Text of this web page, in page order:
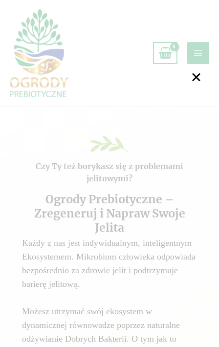
Czy Ty też borykasz się z problemami
jelitowymi?
Ogrody Prebiotyczne –
Zregeneruj i Napraw Swoje
Jelita
Każdy z nas jest indywidualnym, inteligentnym
Ekosystemem. Mikrobiom człowieka odpowiada
bezpośrednio za zdrowie jelit i podtrzymuje
barierę jelitową.
Możesz utrzymać swój ekosystem w
dynamicznej równowadze poprzez naturalne
odżywianie Dobrych Bakterii. O tym jak to